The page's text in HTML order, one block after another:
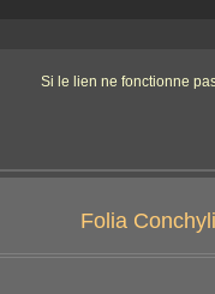
Si le lien ne fonctionne
Folia